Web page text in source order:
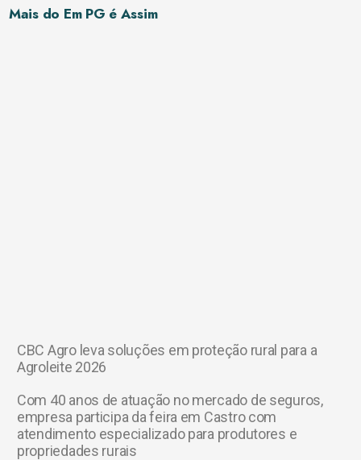
Mais do Em PG é Assim
CBC Agro leva soluções em proteção rural para a
Agroleite 2026
Com 40 anos de atuação no mercado de seguros,
empresa participa da feira em Castro com
atendimento especializado para produtores e
propriedades rurais